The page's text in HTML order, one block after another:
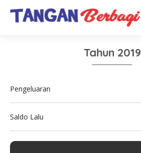
Tahun 2019
Pengeluaran
Saldo Lalu